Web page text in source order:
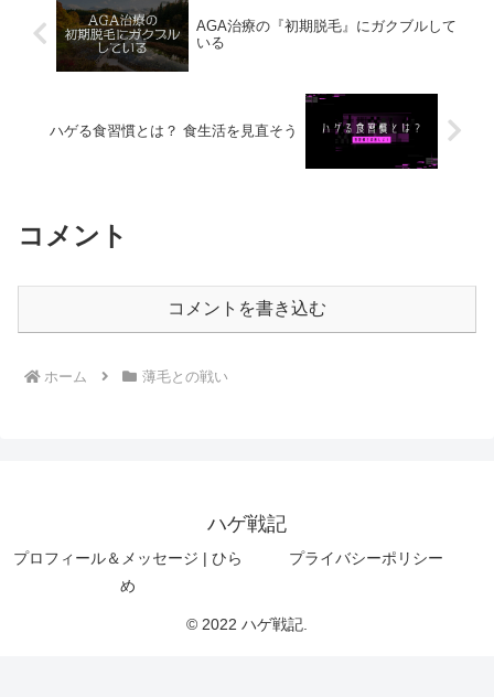
AGA治療の『初期脱毛』にガクブルして
いる
ハゲる食習慣とは？ 食生活を見直そう
コメント
コメントを書き込む
ホーム 薄毛との戦い
ハゲ戦記
プロフィール＆メッセージ | ひら
め
プライバシーポリシー
© 2022 ハゲ戦記.